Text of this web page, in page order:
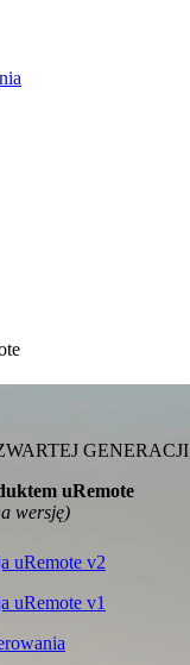
GENERACJI
uRemote
wersję)
uRemote v2
uRemote v1